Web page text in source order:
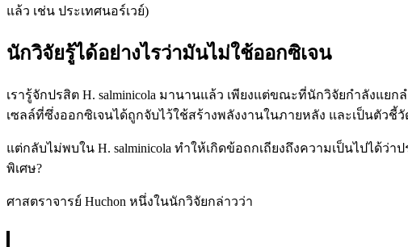
แล้ว เช่น ประเทศนอร์เวย์)
นักวิจัยรู้ได้อย่างไรว่ามันไม่ใช้ออกซิเจน
เรารู้จักปรสิต H. salminicola มานานแล้ว เพียงแต่ขณะที่นักวิจัยกำลังแ
เซลล์ที่ซึ่งออกซิเจนได้ถูกจับไว้ใช้สร้างพลังงานในภายหลัง และเป็นตัว
แต่กลับไม่พบใน H. salminicola ทำให้เกิดข้อถกเถียงถึงความเป็นไปได้
พิเศษ?
ศาสตราจารย์ Huchon หนึ่งในนักวิจัยกล่าวว่า